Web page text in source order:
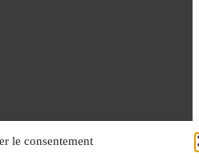
le consentement